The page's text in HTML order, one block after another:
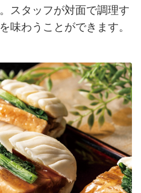
スタッフが対面で調理す
味わうことができます。